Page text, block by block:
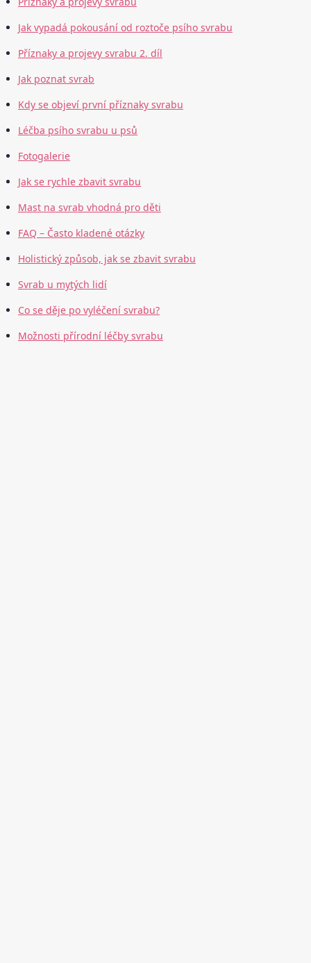
Jak vypadá pokousání od roztoče psího svrabu
Příznaky a projevy svrabu 2. díl
Jak poznat svrab
Kdy se objeví první příznaky svrabu
Léčba psího svrabu u psů
Fotogalerie
Jak se rychle zbavit svrabu
Mast na svrab vhodná pro děti
FAQ – Často kladené otázky
Holistický způsob, jak se zbavit svrabu
Svrab u mytých lidí
Co se děje po vyléčení svrabu?
Možnosti přírodní léčby svrabu